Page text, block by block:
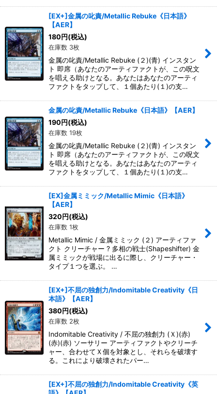
[EX+]金属の叱責/Metallic Rebuke《日本語》
【AER】
180円(税込)
在庫数 3枚
金属の叱責/Metallic Rebuke (２)(青) インスタン
ト 即席（あなたのアーティファクトが、この呪文
を唱える助けとなる。あなたはあなたのアーティ
ファクトをタップして、１個あたり(１)の支…
金属の叱責/Metallic Rebuke《日本語》【AER】
190円(税込)
在庫数 19枚
金属の叱責/Metallic Rebuke (２)(青) インスタン
ト 即席（あなたのアーティファクトが、この呪文
を唱える助けとなる。あなたはあなたのアーティ
ファクトをタップして、１個あたり(１)の支…
[EX]金属ミミック/Metallic Mimic《日本語》
【AER】
320円(税込)
在庫数 1枚
Metallic Mimic / 金属ミミック (２) アーティファ
クト クリーチャー ? 多相の戦士(Shapeshifter) 金
属ミミックが戦場に出るに際し、クリーチャー・
タイプ１つを選ぶ。 …
[EX+]不屈の独創力/Indomitable Creativity《日
本語》【AER】
380円(税込)
在庫数 2枚
Indomitable Creativity / 不屈の独創力 (Ｘ)(赤)
(赤)(赤) ソーサリー アーティファクトやクリーチ
ャー、合わせてＸ個を対象とし、それらを破壊す
る。これにより破壊されたパー…
[EX+]不屈の独創力/Indomitable Creativity《英